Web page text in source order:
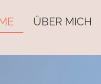
ÜBER MICH